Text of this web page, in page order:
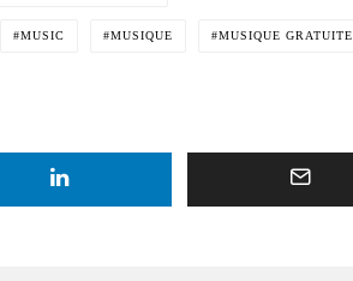
MUSIC MUSIQUE MUSIQUE GRATUITE